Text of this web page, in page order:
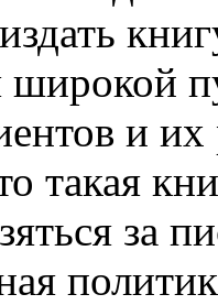
широкой
и их
такая
за